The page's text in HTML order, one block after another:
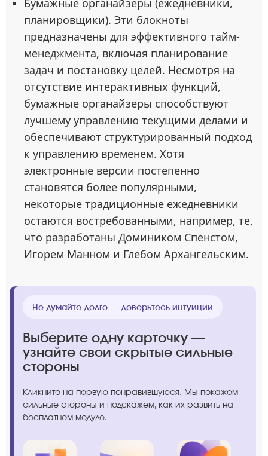
Бумажные органайзеры (ежедневники,
планировщики). Эти блокноты
предназначены для эффективного тайм-
менеджмента, включая планирование
задач и постановку целей. Несмотря на
отсутствие интерактивных функций,
бумажные органайзеры способствуют
лучшему управлению текущими делами и
обеспечивают структурированный подход
к управлению временем. Хотя
электронные версии постепенно
становятся более популярными,
некоторые традиционные ежедневники
остаются востребованными, например, те,
что разработаны Домиником Спенстом,
Игорем Манном и Глебом Архангельским.
Не думайте долго — доверьтесь интуиции
Выберите одну карточку —
узнайте свои скрытые сильные
стороны
Кликните на первую понравившуюся. Мы покажем
сильные стороны и подскажем, как их развить на
бесплатном модуле.